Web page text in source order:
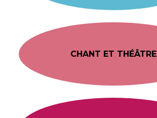
CHANT ET THÉÂTRE